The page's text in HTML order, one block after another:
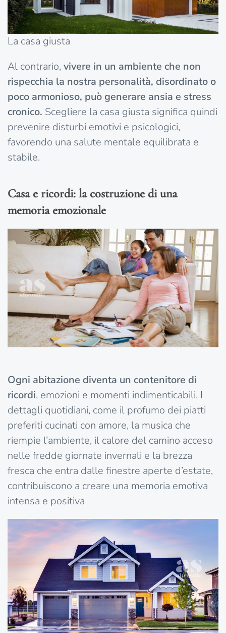
La casa giusta
Al contrario, vivere in un ambiente che non
rispecchia la nostra personalità, disordinato o
poco armonioso, può generare ansia e stress
cronico. Scegliere la casa giusta significa quindi
prevenire disturbi emotivi e psicologici,
favorendo una salute mentale equilibrata e
stabile.
Casa e ricordi: la costruzione di una
memoria emozionale
Ogni abitazione diventa un contenitore di
ricordi, emozioni e momenti indimenticabili. I
dettagli quotidiani, come il profumo dei piatti
preferiti cucinati con amore, la musica che
riempie l’ambiente, il calore del camino acceso
nelle fredde giornate invernali e la brezza
fresca che entra dalle finestre aperte d’estate,
contribuiscono a creare una memoria emotiva
intensa e positiva